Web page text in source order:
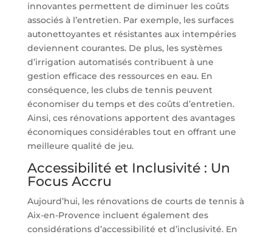
innovantes permettent de diminuer les coûts
associés à l’entretien. Par exemple, les surfaces
autonettoyantes et résistantes aux intempéries
deviennent courantes. De plus, les systèmes
d’irrigation automatisés contribuent à une
gestion efficace des ressources en eau. En
conséquence, les clubs de tennis peuvent
économiser du temps et des coûts d’entretien.
Ainsi, ces rénovations apportent des avantages
économiques considérables tout en offrant une
meilleure qualité de jeu.
Accessibilité et Inclusivité : Un
Focus Accru
Aujourd’hui, les rénovations de courts de tennis à
Aix-en-Provence incluent également des
considérations d’accessibilité et d’inclusivité. En